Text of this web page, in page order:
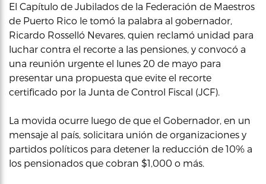
El Capítulo de Jubilados de la Federación de Maestros
de Puerto Rico le tomó la palabra al gobernador,
Ricardo Rosselló Nevares, quien reclamó unidad para
luchar contra el recorte a las pensiones, y convocó a
una reunión urgente el lunes 20 de mayo para
presentar una propuesta que evite el recorte
certificado por la Junta de Control Fiscal (JCF).
La movida ocurre luego de que el Gobernador, en un
mensaje al país, solicitara unión de organizaciones y
partidos políticos para detener la reducción de 10% a
los pensionados que cobran $1,000 o más.